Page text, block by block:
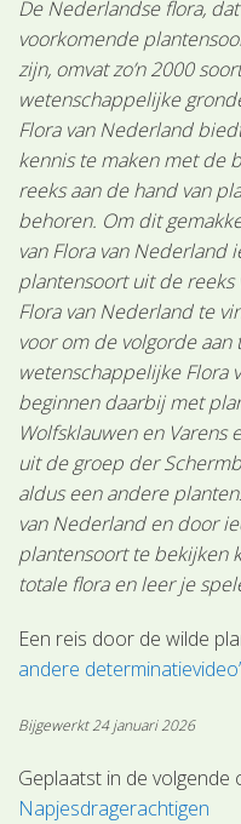
De Nederlandse flora,
voorkomende
zijn, omvat zo’n 2000
wetenschappelijke
Flora van Nederland
kennis te maken met de
reeks aan de hand van
behoren. Om dit
van Flora van Nederland
plantensoort uit de
Flora van Nederland te
voor om de volgorde
wetenschappelijke Flora
beginnen daarbij met
Wolfsklauwen en
uit de groep der
aldus een andere
van Nederland en door
plantensoort te bekijken
totale flora en leer je
Een reis door de wilde
andere
Bijgewerkt 24 januari 2026
Geplaatst in de volgende
Napjesdragerachtigen